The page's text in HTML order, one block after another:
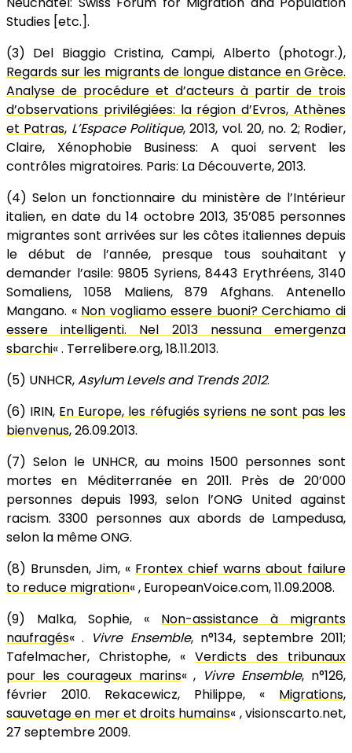
Studies [etc.].
(3) Del Biaggio Cristina, Campi, Alberto (photogr.),
Regards sur les migrants de longue distance en Grèce.
Analyse de procédure et d’acteurs à partir de trois
d’observations privilégiées: la région d’Evros, Athènes
et Patras, L’Espace Politique, 2013, vol. 20, no. 2; Rodier,
Claire, Xénophobie Business: A quoi servent les
contrôles migratoires. Paris: La Découverte, 2013.
(4) Selon un fonctionnaire du ministère de l’Intérieur
italien, en date du 14 octobre 2013, 35’085 personnes
migrantes sont arrivées sur les côtes italiennes depuis
le début de l’année, presque tous souhaitant y
demander l’asile: 9805 Syriens, 8443 Erythréens, 3140
Somaliens, 1058 Maliens, 879 Afghans. Antenello
Mangano. « Non vogliamo essere buoni? Cerchiamo di
essere intelligenti. Nel 2013 nessuna emergenza
sbarchi« . Terrelibere.org, 18.11.2013.
(5) UNHCR,Asylum Levels and Trends 2012.
(6) IRIN, En Europe, les réfugiés syriens ne sont pas les
bienvenus, 26.09.2013.
(7) Selon le UNHCR, au moins 1500 personnes sont
mortes en Méditerranée en 2011. Près de 20’000
personnes depuis 1993, selon l’ONG United against
racism. 3300 personnes aux abords de Lampedusa,
selon la même ONG.
(8) Brunsden, Jim, « Frontex chief warns about failure
to reduce migration« , EuropeanVoice.com, 11.09.2008.
(9) Malka, Sophie, « Non-assistance à migrants
naufragés« . Vivre Ensemble, n°134, septembre 2011;
Tafelmacher, Christophe, « Verdicts des tribunaux
pour les courageux marins« , Vivre Ensemble, n°126,
février 2010. Rekacewicz, Philippe, « Migrations,
sauvetage en mer et droits humains« , visionscarto.net,
27 septembre 2009.